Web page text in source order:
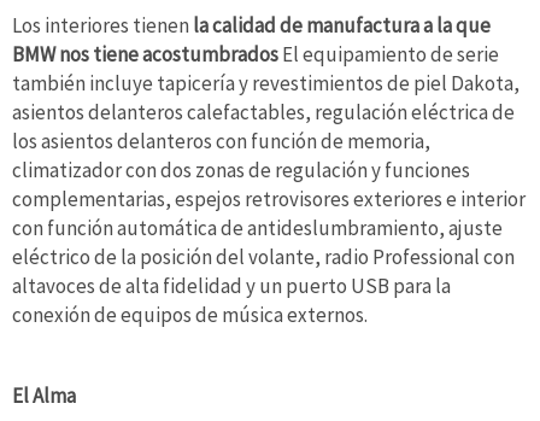
Los interiores tienen la calidad de manufactura a la que
BMW nos tiene acostumbradosEl equipamiento de serie
también incluye tapicería y revestimientos de piel Dakota,
asientos delanteros calefactables, regulación eléctrica de
los asientos delanteros con función de memoria,
climatizador con dos zonas de regulación y funciones
complementarias, espejos retrovisores exteriores e interior
con función automática de antideslumbramiento, ajuste
eléctrico de la posición del volante, radio Professional con
altavoces de alta fidelidad y un puerto USB para la
conexión de equipos de música externos.
El Alma